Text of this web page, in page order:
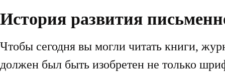
История развития
Чтобы сегодня вы могли читать книги,
должен был быть изобретен не только